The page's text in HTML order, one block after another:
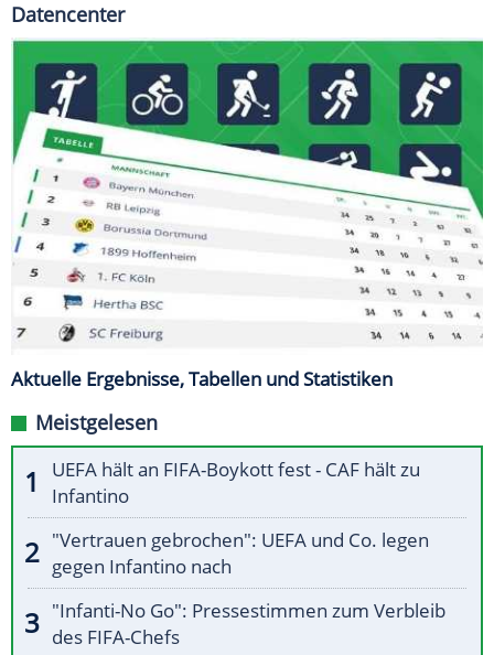
Datencenter
Aktuelle Ergebnisse, Tabellen und Statistiken
Meistgelesen
UEFA hält an FIFA-Boykott fest - CAF hält zu
Infantino
"Vertrauen gebrochen": UEFA und Co. legen
gegen Infantino nach
"Infanti-No Go": Pressestimmen zum Verbleib
des FIFA-Chefs